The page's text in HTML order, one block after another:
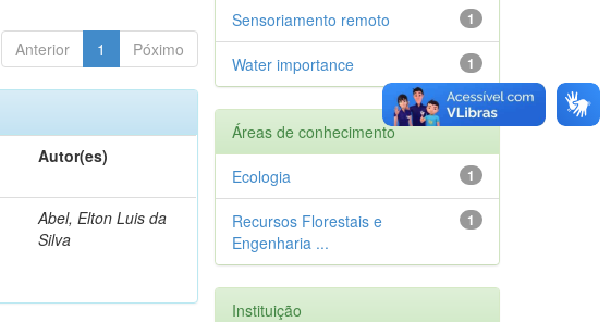
Anterior 1 Póximo
Autor(es)
Abel, Elton Luis da
Silva
1
Sensoriamento remoto
1
Water importance
Áreas de conhecimento
1
Ecologia
1
Recursos Florestais e
Engenharia ...
Instituição